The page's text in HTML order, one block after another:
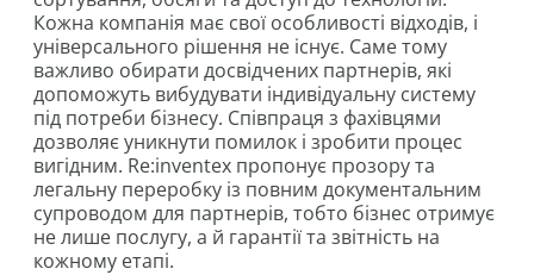
Кожна компанія має свої особливості відходів, і
універсального рішення не існує. Саме тому
важливо обирати досвідчених партнерів, які
допоможуть вибудувати індивідуальну систему
під потреби бізнесу. Співпраця з фахівцями
дозволяє уникнути помилок і зробити процес
вигідним. Re:inventex пропонує прозору та
легальну переробку із повним документальним
супроводом для партнерів, тобто бізнес отримує
не лише послугу, а й гарантії та звітність на
кожному етапі.